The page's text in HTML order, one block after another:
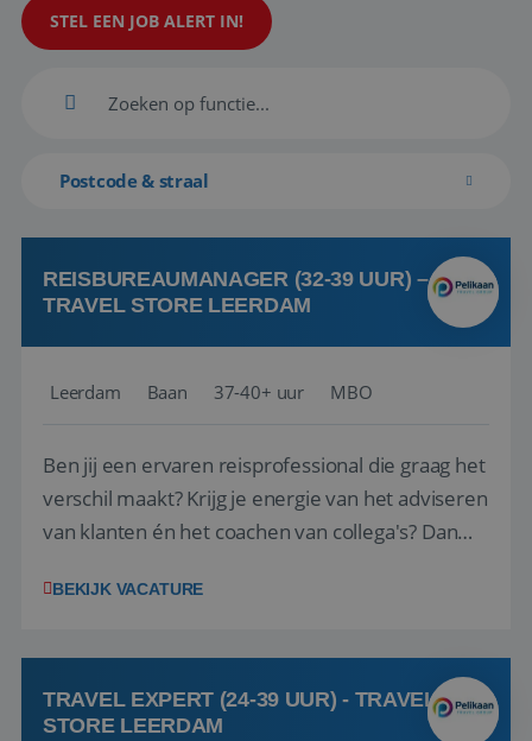
STEL EEN JOB ALERT IN!
Postcode & straal
REISBUREAUMANAGER (32-39 UUR) –
TRAVEL STORE LEERDAM
Leerdam Baan 37-40+ uur MBO
Ben jij een ervaren reisprofessional die graag het
verschil maakt? Krijg je energie van het adviseren
van klanten én het coachen van collega's? Dan
(onderdeel van Pelikaan Travel Group) zoeken
team het reisbureau verder...
BEKIJK VACATURE
TRAVEL EXPERT (24-39 UUR) - TRAVEL
STORE LEERDAM